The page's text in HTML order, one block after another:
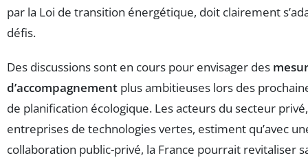
par la Loi de transition énergétique, doit clairement
défis.
Des discussions sont en cours pour envisager des
d’accompagnement plus ambitieuses lors des
de planification écologique. Les acteurs du secteur
entreprises de technologies vertes, estiment qu’avec
collaboration public-privé, la France pourrait revitaliser